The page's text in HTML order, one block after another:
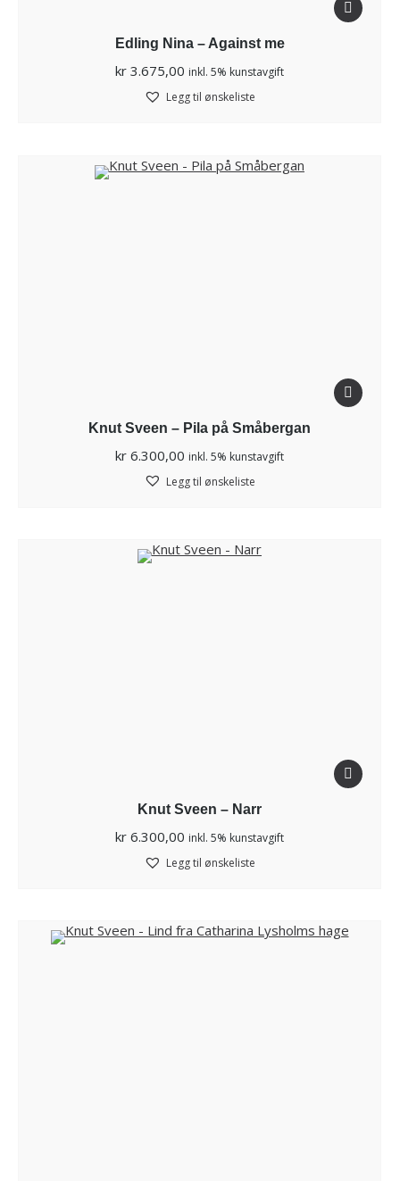
Edling Nina – Against me
kr 3.675,00 inkl. 5% kunstavgift
Legg til ønskeliste
Knut Sveen – Pila på Småbergan
kr 6.300,00 inkl. 5% kunstavgift
Legg til ønskeliste
Knut Sveen – Narr
kr 6.300,00 inkl. 5% kunstavgift
Legg til ønskeliste